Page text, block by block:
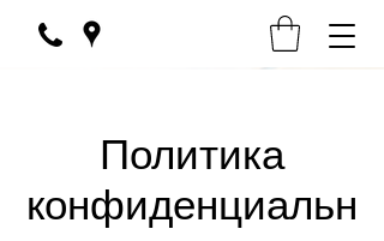
Политика
конфиденциальн